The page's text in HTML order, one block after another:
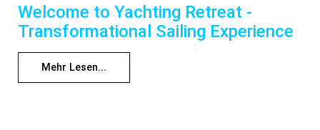
Welcome to Yachting Retreat -
Transformational Sailing Experience
Mehr Lesen...